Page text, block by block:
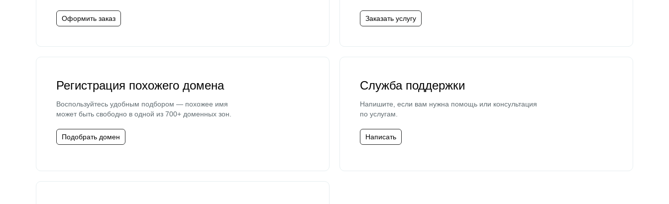
Оформить заказ Заказать услугу
Регистрация похожего домена
Воспользуйтесь удобным подбором — похожее имя
может быть свободно в одной из 700+ доменных зон.
Подобрать домен
Служба поддержки
Напишите, если вам нужна помощь или консультация
по услугам.
Написать